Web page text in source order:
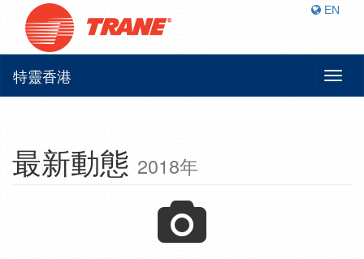
EN
特靈香港
最新動態 2018年